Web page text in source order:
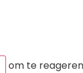
om te reageren